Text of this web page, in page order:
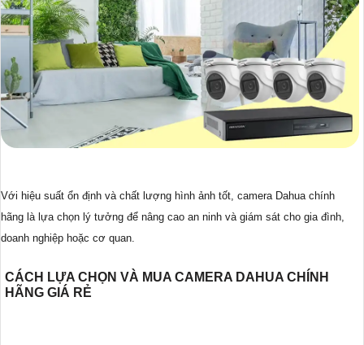
Với hiệu suất ổn định và chất lượng hình ảnh tốt, camera Dahua chính
hãng là lựa chọn lý tưởng để nâng cao an ninh và giám sát cho gia đình,
doanh nghiệp hoặc cơ quan.
CÁCH LỰA CHỌN VÀ MUA CAMERA DAHUA CHÍNH
HÃNG GIÁ RẺ